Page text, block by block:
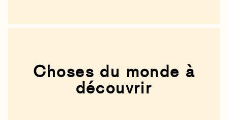
Choses du monde à
découvrir